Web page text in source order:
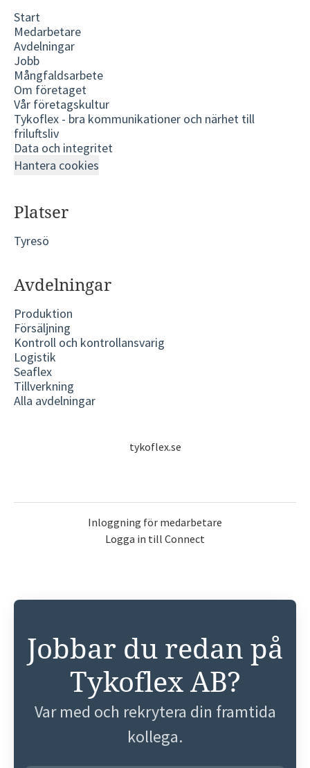
Start
Medarbetare
Avdelningar
Jobb
Mångfaldsarbete
Om företaget
Vår företagskultur
Tykoflex - bra kommunikationer och närhet till
friluftsliv
Data och integritet
Hantera cookies
Platser
Tyresö
Avdelningar
Produktion
Försäljning
Kontroll och kontrollansvarig
Logistik
Seaflex
Tillverkning
Alla avdelningar
tykoflex.se
Inloggning för medarbetare
Logga in till Connect
Jobbar du redan på
Tykoflex AB?
Var med och rekrytera din framtida
kollega.